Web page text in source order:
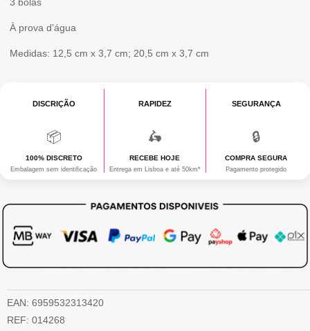
À prova d’água
Medidas: 12,5 cm x 3,7 cm; 20,5 cm x 3,7 cm
DISCRIÇÃO
📦
100% DISCRETO
Embalagem sem identificação
RAPIDEZ
🛵
RECEBE HOJE
Entrega em Lisboa e até 50km*
SEGURANÇA
🔒
COMPRA SEGURA
Pagamento protegido
EAN: 6959532313420
REF: 014268